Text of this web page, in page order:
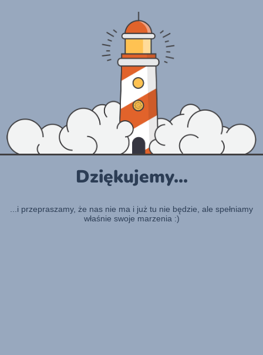
Dziękujemy...
...i przepraszamy, że nas nie ma i już tu nie będzie, ale spełniamy
właśnie swoje marzenia :)